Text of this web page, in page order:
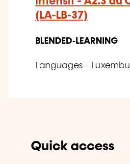
(LA-LB-37)
BLENDED-LEARNING
Languages -
Quick access